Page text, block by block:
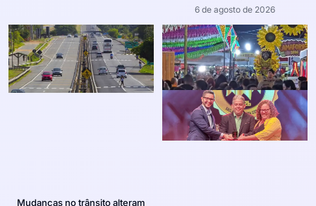
6 de agosto de 2026
Mudanças no trânsito alteram